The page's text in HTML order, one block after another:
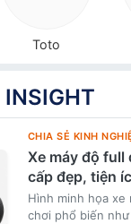
Toto
INSIGHT
CHIA SẺ KINH
Xe máy độ full
cấp đẹp, tiện
Hình minh họa xe
chơi phổ biến